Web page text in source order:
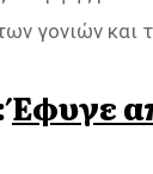
γονιών και
Έφυγε